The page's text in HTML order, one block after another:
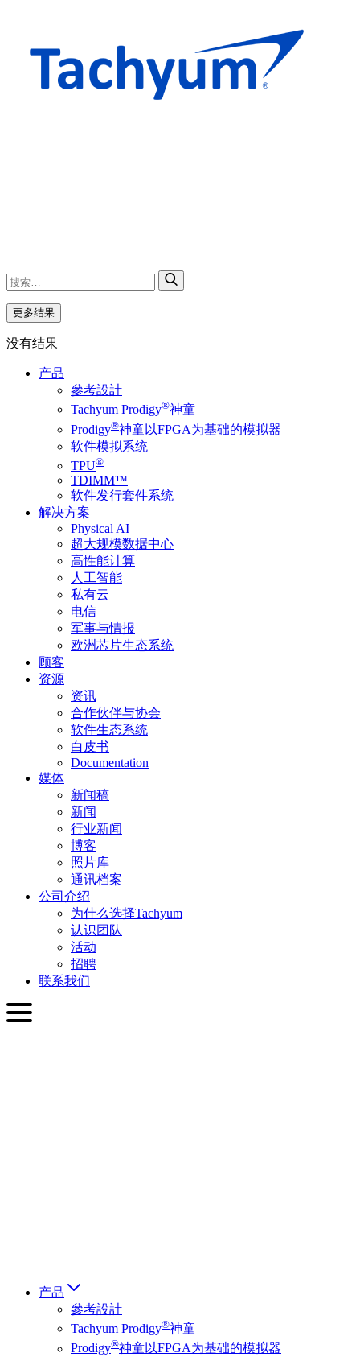
更多结果
没有结果
产品
參考設計
Tachyum Prodigy®神童
Prodigy®神童以FPGA为基础的模拟器
软件模拟系统
TPU®
TDIMM™
软件发行套件系统
解决方案
Physical AI
超大规模数据中心
高性能计算
人工智能
私有云
电信
军事与情报
欧洲芯片生态系统
顾客
资源
资讯
合作伙伴与协会
软件生态系统
白皮书
Documentation
媒体
新闻稿
新闻
行业新闻
博客
照片库
通讯档案
公司介绍
为什么选择Tachyum
认识团队
活动
招聘
联系我们
产品
參考設計
Tachyum Prodigy®神童
Prodigy®神童以FPGA为基础的模拟器